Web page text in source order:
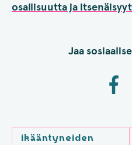
osallisuutta ja
Jaa
ikääntyneiden